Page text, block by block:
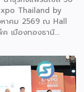
องดื่มต่อเองที่บ้านได้
Thailand by
หาคม 2569 ณ Hall
เมืองทองธานี
นการส่งเสริมสนับสนุน
ธิบดีกรมพัฒนาธุรกิจ
ป็นประธานเปิดงาน
าร์ท เอสเอ็มอี เอ็กซ์